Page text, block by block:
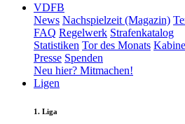
VDFB
News Nachspielzeit (Magazin)
FAQ Regelwerk Strafenkatalog
Statistiken Tor des Monats
Presse Spenden
Neu hier? Mitmachen!
Ligen
1. Liga